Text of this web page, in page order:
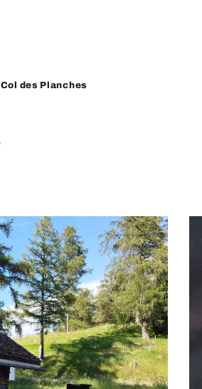
des Planches